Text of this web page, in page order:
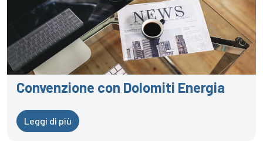
Convenzione con Dolomiti Energia
Leggi di più